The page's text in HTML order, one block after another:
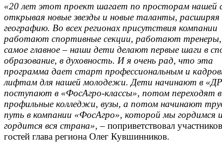
«20 лет этот проект шагает по просторам нашей
открывая новые звезды и новые таланты, расширяя
географию. Во всех регионах присутствия компании
работают спортивные секции, работают
самое главное – наши дети делают первые шаги в
образование, в духовность. И я очень рад, что эта
программа дает старт профессиональным и
лифтам для нашей молодежи. Дети начинают в
поступают в «ФосАгро-классы», потом переходят в
профильные колледжи, вузы, а потом начинают
путь в компании «ФосАгро», которой мы гордимся
гордится вся страна»,– поприветствовал
гостей глава региона Олег Кувшинников.